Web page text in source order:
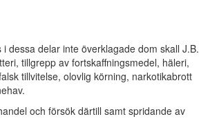
dessa delar inte överklagade dom skall J.B.
tillgrepp av fortskaffningsmedel, häleri,
tillvitelse, olovlig körning, narkotikabrott
och försök därtill samt spridande av